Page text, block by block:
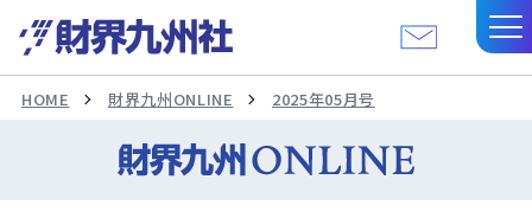
HOME 財界九州ONLINE 2025年05月号